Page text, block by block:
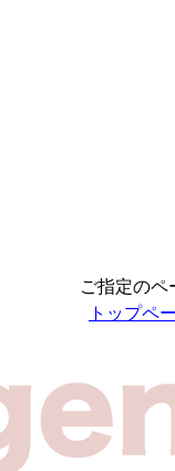
ご指定のペ
トップペ